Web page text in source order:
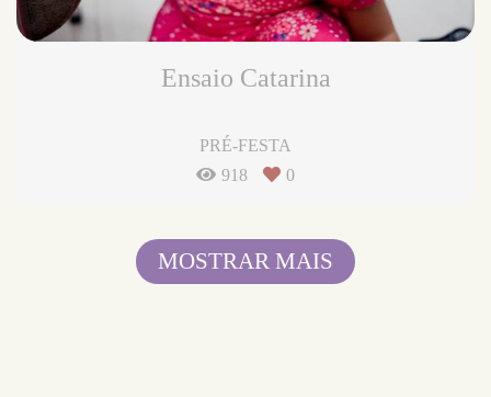
Ensaio Catarina
PRÉ-FESTA
918
0
MOSTRAR MAIS